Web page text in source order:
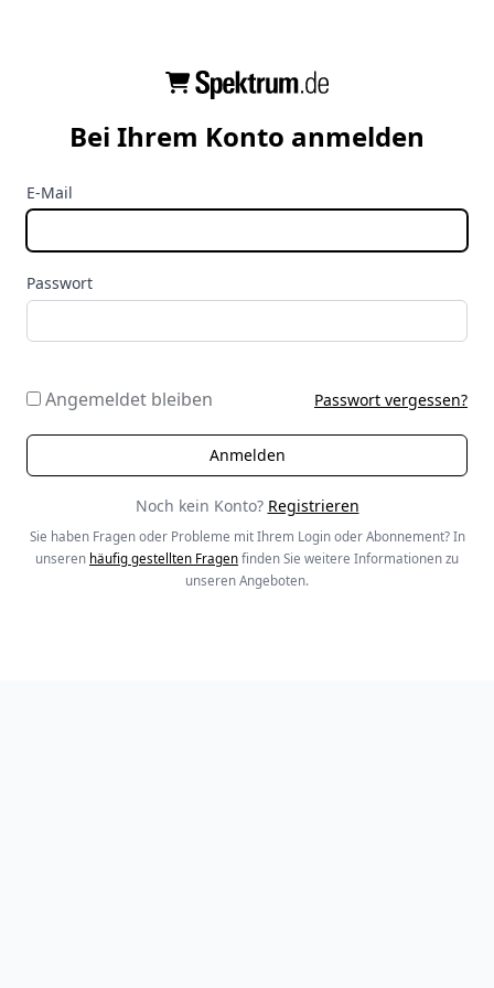
Bei Ihrem Konto anmelden
E-Mail
Passwort
Angemeldet bleiben Passwort vergessen?
Noch kein Konto? Registrieren
Sie haben Fragen oder Probleme mit Ihrem Login oder Abonnement? In
unseren häufig gestellten Fragen finden Sie weitere Informationen zu
unseren Angeboten.